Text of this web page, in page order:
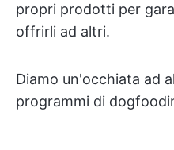
propri prodotti per
offrirli ad altri.
Diamo un'occhiata ad
programmi di